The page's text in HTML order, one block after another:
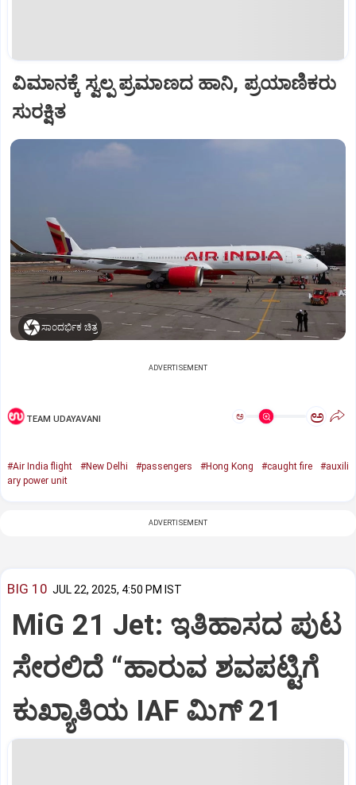
ವಿಮಾನಕ್ಕೆ ಸ್ವಲ್ಪ ಪ್ರಮಾಣದ ಹಾನಿ, ಪ್ರಯಾಣಿಕರು
ಸುರಕ್ಷಿತ
ಸಾಂದರ್ಭಿಕ ಚಿತ್ರ
ADVERTISEMENT
TEAM UDAYAVANI ಅ ಅ
#Air India flight #New Delhi #passengers #Hong Kong #caught fire
#auxili
ary power unit
ADVERTISEMENT
BIG 10 JUL 22, 2025, 4:50 PM IST
MiG 21 Jet: ಇತಿಹಾಸದ ಪುಟ
ಸೇರಲಿದೆ “ಹಾರುವ ಶವಪಟ್ಟಿಗೆ
ಕುಖ್ಯಾತಿಯ IAF ಮಿಗ್‌ 21